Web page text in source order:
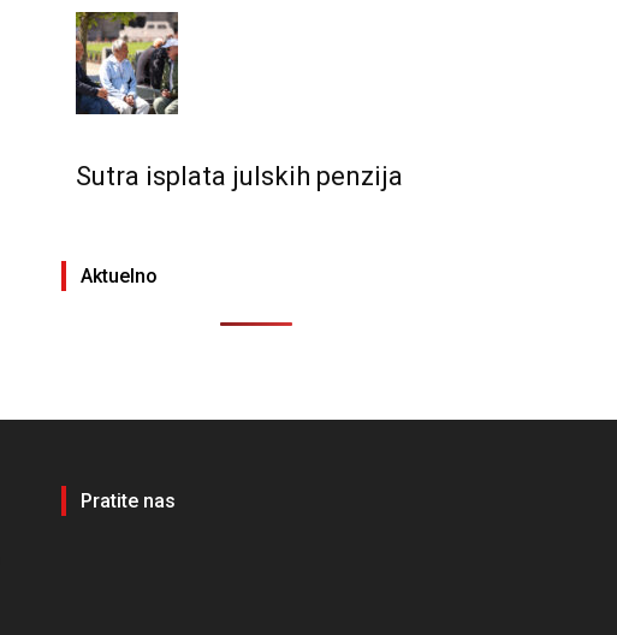
Sutra isplata julskih penzija
Aktuelno
Pratite nas